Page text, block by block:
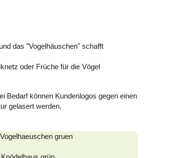
das "Vogelhäuschen" schafft
oder Früche für die Vögel
Bedarf können Kundenlogos gegen einen
gelasert werden.